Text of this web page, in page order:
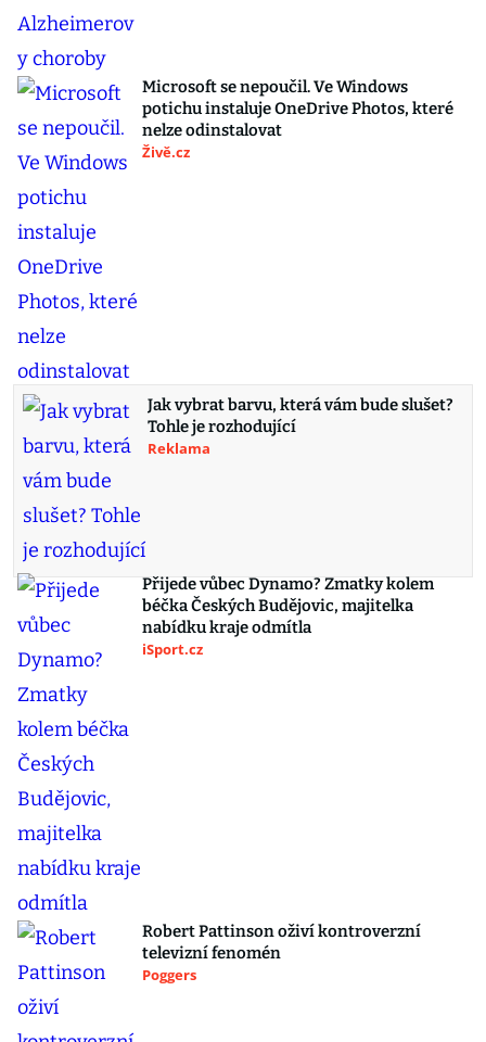
Microsoft se nepoučil. Ve Windows
potichu instaluje OneDrive Photos, které
nelze odinstalovat
Živě.cz
Jak vybrat barvu, která vám bude slušet?
Tohle je rozhodující
Reklama
Přijede vůbec Dynamo? Zmatky kolem
béčka Českých Budějovic, majitelka
nabídku kraje odmítla
iSport.cz
Robert Pattinson oživí kontroverzní
televizní fenomén
Poggers